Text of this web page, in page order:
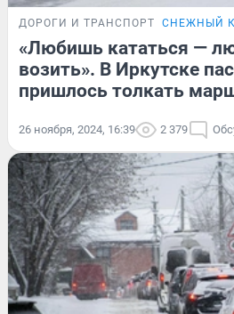
ДОРОГИ И ТРАНСПОРТ СНЕЖНЫЙ
«Любишь кататься —
возить». В Иркутске
пришлось толкать
26 ноября, 2024, 16:39 2 379